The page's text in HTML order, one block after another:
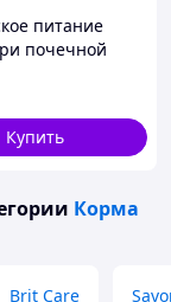
питание
почечной
Купить
Корма
Brit Care